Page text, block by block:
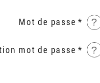
Mot de passe ?
mot de passe ?